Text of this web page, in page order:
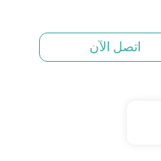
اتصل الآن